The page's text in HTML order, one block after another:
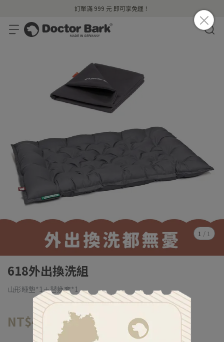
訂單滿 999 元 即可享免運！
1 / 1
618外出換洗組
山形睡墊*1＋替換套*1
NT$4,118 NT$5,160